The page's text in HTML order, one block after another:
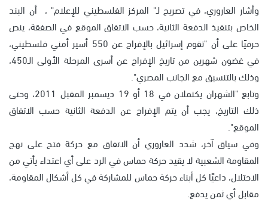
وأشار العاروري، في تصريح لـ" المركز الفلسطيني للإعلام" ، أن البند
الخاص بتنفيذ الدفعة الثانية، حسب الاتفاق الموقع في الصفقة، ينص
حرفيًا على أن "تقوم إسرائيل بالإفراج عن 550 أسير أمني فلسطيني،
في غضون شهرين من تاريخ الإفراج عن أسرى المرحلة الأولى الـ450،
وذلك بالتنسيق مع الجانب المصري".
وتابع "الشهران يكتملان في 18 أو 19 ديسمبر المقبل 2011، وحتى
ذلك التاريخ، يجب أن يتم الإفراج عن الدفعة الثانية حسب الاتفاق
الموقع".
وفي سياق آخر، شدد العاروري أن الاتفاق مع حركة فتح على نهج
المقاومة الشعبية لا يقيد حركة حماس في الرد على أي اعتداء يأتي من
الاحتلال، داعيًا كل أبناء حركة حماس للمشاركة في كل أشكال المقاومة،
مقابل أي ثمن يدفع.